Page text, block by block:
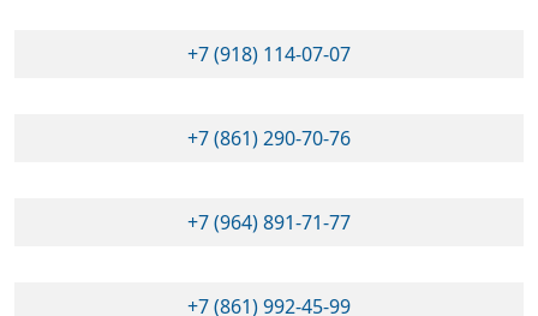
+7 (918) 114-07-07
+7 (861) 290-70-76
+7 (964) 891-71-77
+7 (861) 992-45-99